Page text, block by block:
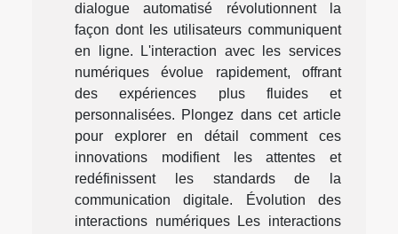
dialogue automatisé révolutionnent la
façon dont les utilisateurs communiquent
en ligne. L'interaction avec les services
numériques évolue rapidement, offrant
des expériences plus fluides et
personnalisées. Plongez dans cet article
pour explorer en détail comment ces
innovations modifient les attentes et
redéfinissent les standards de la
communication digitale. Évolution des
interactions numériques Les interactions